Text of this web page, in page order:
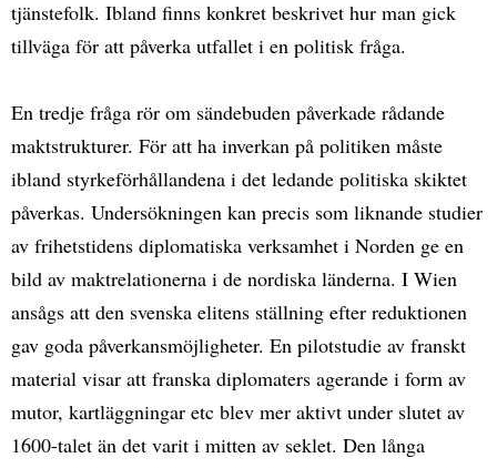
tjänstefolk. Ibland finns konkret beskrivet hur man gick
tillväga för att påverka utfallet i en politisk fråga.
En tredje fråga rör om sändebuden påverkade rådande
maktstrukturer. För att ha inverkan på politiken måste
ibland styrkeförhållandena i det ledande politiska skiktet
påverkas. Undersökningen kan precis som liknande studier
av frihetstidens diplomatiska verksamhet i Norden ge en
bild av maktrelationerna i de nordiska länderna. I Wien
ansågs att den svenska elitens ställning efter reduktionen
gav goda påverkansmöjligheter. En pilotstudie av franskt
material visar att franska diplomaters agerande i form av
mutor, kartläggningar etc blev mer aktivt under slutet av
1600-talet än det varit i mitten av seklet. Den långa